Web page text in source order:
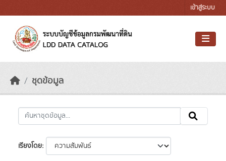
เข้าสู่ระบบ
ชุดข้อมูล
เรียงโดย